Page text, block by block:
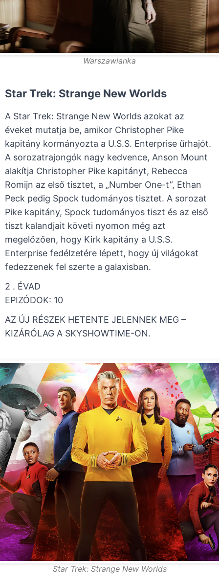
Warszawianka
Star Trek: Strange New Worlds
A Star Trek: Strange New Worlds azokat az
éveket mutatja be, amikor Christopher Pike
kapitány kormányozta a U.S.S. Enterprise űrhajót.
A sorozatrajongók nagy kedvence, Anson Mount
alakítja Christopher Pike kapitányt, Rebecca
Romijn az első tisztet, a „Number One-t”, Ethan
Peck pedig Spock tudományos tisztet. A sorozat
Pike kapitány, Spock tudományos tiszt és az első
tiszt kalandjait követi nyomon még azt
megelőzően, hogy Kirk kapitány a U.S.S.
Enterprise fedélzetére lépett, hogy új világokat
fedezzenek fel szerte a galaxisban.
2 . ÉVAD ​
​EPIZÓDOK: 10
AZ ÚJ RÉSZEK HETENTE JELENNEK MEG –
KIZÁRÓLAG A SKYSHOWTIME-ON.
Star Trek: Strange New Worlds